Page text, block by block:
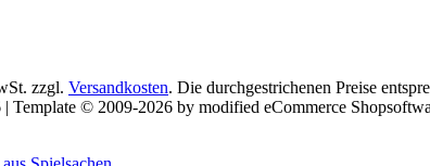
zzgl. Versandkosten. Die durchgestrichenen Preise
Template © 2009-2026 by modified eCommerce